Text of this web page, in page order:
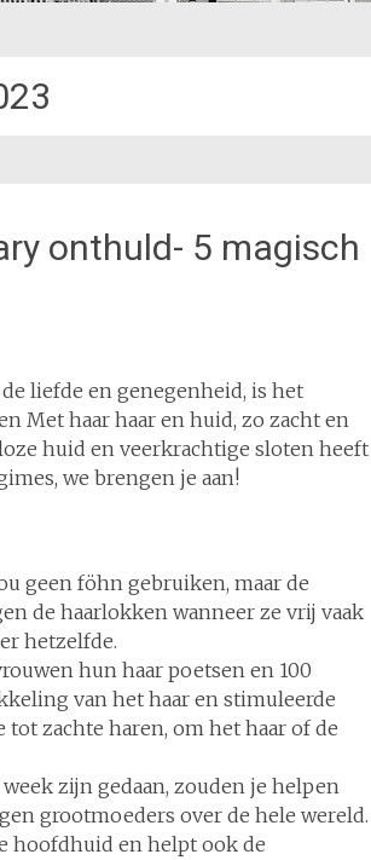
onthuld- 5 magisch
liefde en genegenheid, is het
Met haar haar en huid, zo zacht en
huid en veerkrachtige sloten heeft
we brengen je aan!
geen föhn gebruiken, maar de
de haarlokken wanneer ze vrij vaak
hetzelfde.
hun haar poetsen en 100
van het haar en stimuleerde
zachte haren, om het haar of de
zijn gedaan, zouden je helpen
grootmoeders over de hele wereld.
hoofdhuid en helpt ook de